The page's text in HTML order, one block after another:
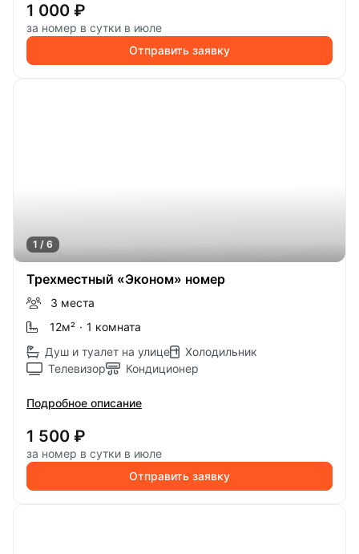
1 000 ₽
за номер в сутки в июле
Отправить заявку
1 / 6
Трехместный «Эконом» номер
3 места
12м² · 1 комната
Душ и туалет на улице
Холодильник
Телевизор
Кондиционер
Подробное описание
1 500 ₽
за номер в сутки в июле
Отправить заявку